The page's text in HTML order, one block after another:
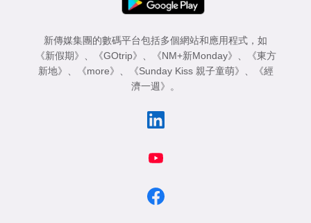
新傳媒集團的數碼平台包括多個網站和應用程式，如
《新假期》 、 《GOtrip》 、 《NM+新Monday》 、
《東方
新地》 、 《more》 、 《Sunday Kiss 親子童萌》 、
《經
濟一週》 。